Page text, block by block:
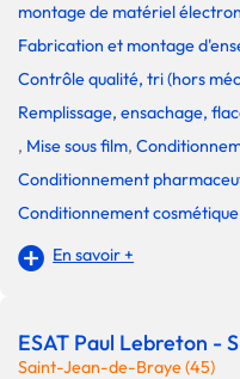
montage de matériel
Fabrication et montage
Contrôle qualité, tri (hors
Remplissage, ensachage,
, Mise sous film,
Conditionnement
Conditionnement cosmétique
En savoir +
ESAT Paul Lebreton -
Saint-Jean-de-Braye (45)